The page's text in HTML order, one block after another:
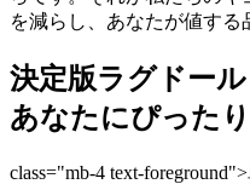
を減らし、あなたが値する
決定版ラグドー
あなたにぴった
class="mb-4 text-